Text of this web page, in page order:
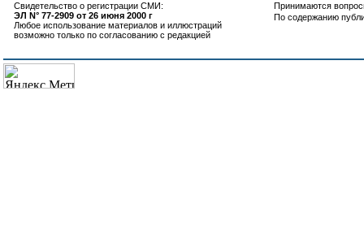
Свидетельство о регистрации СМИ:
ЭЛ N° 77-2909 от 26 июня 2000 г
Любое использование материалов и иллюстраций
возможно только по согласованию с редакцией
Принимаются
По содержанию